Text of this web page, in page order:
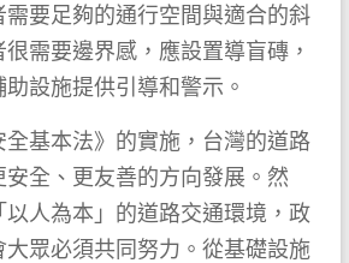
要足夠的通行空間與適合的斜
需要邊界感，應設置導盲磚，
設施提供引導和警示。
全基本法》的實施，台灣的道路
安全、更友善的方向發展。然
人為本」的道路交通環境，政
眾必須共同努力。從基礎設施